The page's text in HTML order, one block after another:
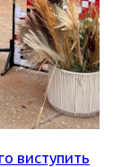
виступить